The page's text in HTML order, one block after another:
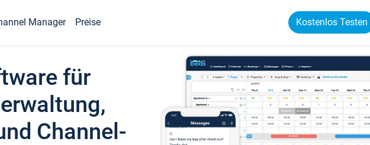
Manager Preise Kostenlos Testen
für
Channel-